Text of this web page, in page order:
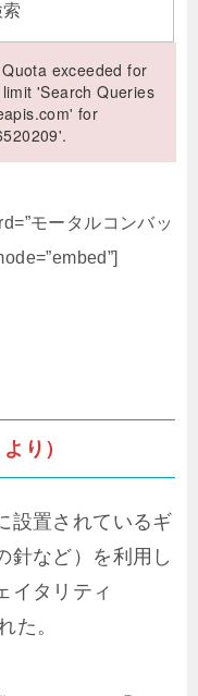
exceeded for
'Search Queries
for
モータルコンバッ
り）
設置されているギ
針など）を利用し
イタリティ
。